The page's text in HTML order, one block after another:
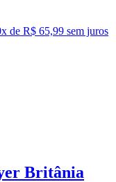
x de R$ 65,99 sem juros
Britânia